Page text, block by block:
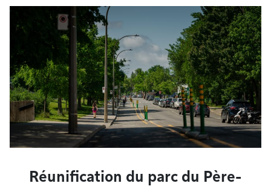
Réunification du parc du Père-